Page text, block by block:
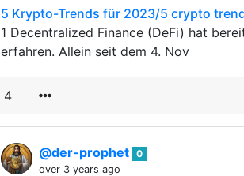
5 Krypto-Trends für 2023/5 crypto
1 Decentralized Finance (DeFi) hat
erfahren. Allein seit dem 4. Nov
4
@der-prophet 0
over 3 years ago